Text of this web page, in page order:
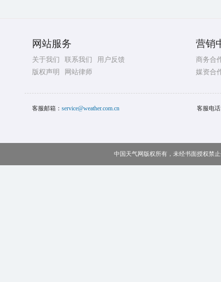
网站服务
关于我们 联系我们
用户反馈
版权声明
网站律师
营销
商务合
媒资合
客服邮箱： service@weather.com.cn 客服电
中国天气网版权所有，未经书面授权